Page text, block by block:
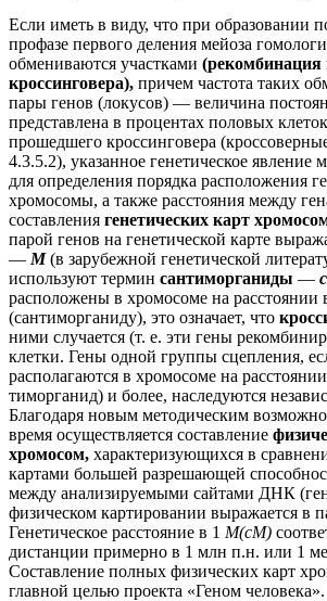
Если иметь в виду, что при образовании
профазе первого деления мейоза
обмениваются участками (рекомбинация
кроссинговера), причем частота таких
пары генов (локусов) — величина
представлена в процентах половых
прошедшего кроссинговера
4.3.5.2), указанное генетическое явление
для определения порядка расположения
хромосомы, а также расстояния между
составления генетических карт
парой генов на генетической карте
— М(в зарубежной генетической
используют термин сантиморганиды —
расположены в хромосоме на расстоянии
(сантиморганиду), это означает, что
ними случается (т. е. эти гены
клетки. Гены одной группы сцепления,
располагаются в хромосоме на
тиморганид) и более, наследуются
Благодаря новым методическим
время осуществляется составление
хромосом, характеризующихся в
картами большей разрешающей
между анализируемыми сайтами ДНК
физическом картировании выражается в
Генетическое расстояние в 1 М(сМ)
дистанции примерно в 1 млн п.н. или 1
Составление полных физических карт
главной целью проекта «Геном человека».